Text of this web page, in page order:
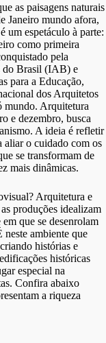
as paisagens naturais
Janeiro mundo afora,
um espetáculo à parte:
como primeira
pela
do Brasil (IAB) e
para a Educação,
dos Arquitetos
mundo. Arquitetura
e dezembro, busca
A ideia é refletir
aliar o cuidado com os
se transformam de
mais dinâmicas.
Arquitetura e
produções idealizam
que se desenrolam
neste ambiente que
histórias e
históricas
especial na
Confira abaixo
a riqueza